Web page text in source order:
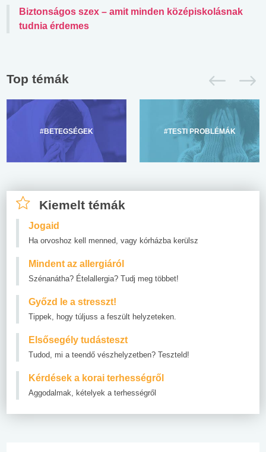
Biztonságos szex – amit minden középiskolásnak
tudnia érdemes
Top témák
#BETEGSÉGEK #TESTI PROBLÉMÁK
Kiemelt témák
Jogaid
Ha orvoshoz kell menned, vagy kórházba kerülsz
Mindent az allergiáról
Szénanátha? Ételallergia? Tudj meg többet!
Győzd le a stresszt!
Tippek, hogy túljuss a feszült helyzeteken.
Elsősegély tudásteszt
Tudod, mi a teendő vészhelyzetben? Teszteld!
Kérdések a korai terhességről
Aggodalmak, kételyek a terhességről